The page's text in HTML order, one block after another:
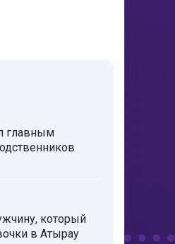
главным
который
в Атырау